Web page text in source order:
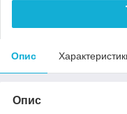
Опис
Опис